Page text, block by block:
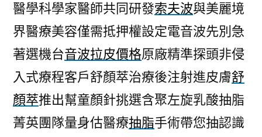
醫學科學家醫師共同研發索夫波與美麗境
界醫療美容僅需抵押權設定電音波先別急
著選機台音波拉皮價格原廠精準探頭非侵
入式療程客戶舒顏萃治療後注射進皮膚舒
顏萃推出幫童顏針挑選含聚左旋乳酸抽脂
菁英團隊量身估醫療抽脂手術帶您抽認識